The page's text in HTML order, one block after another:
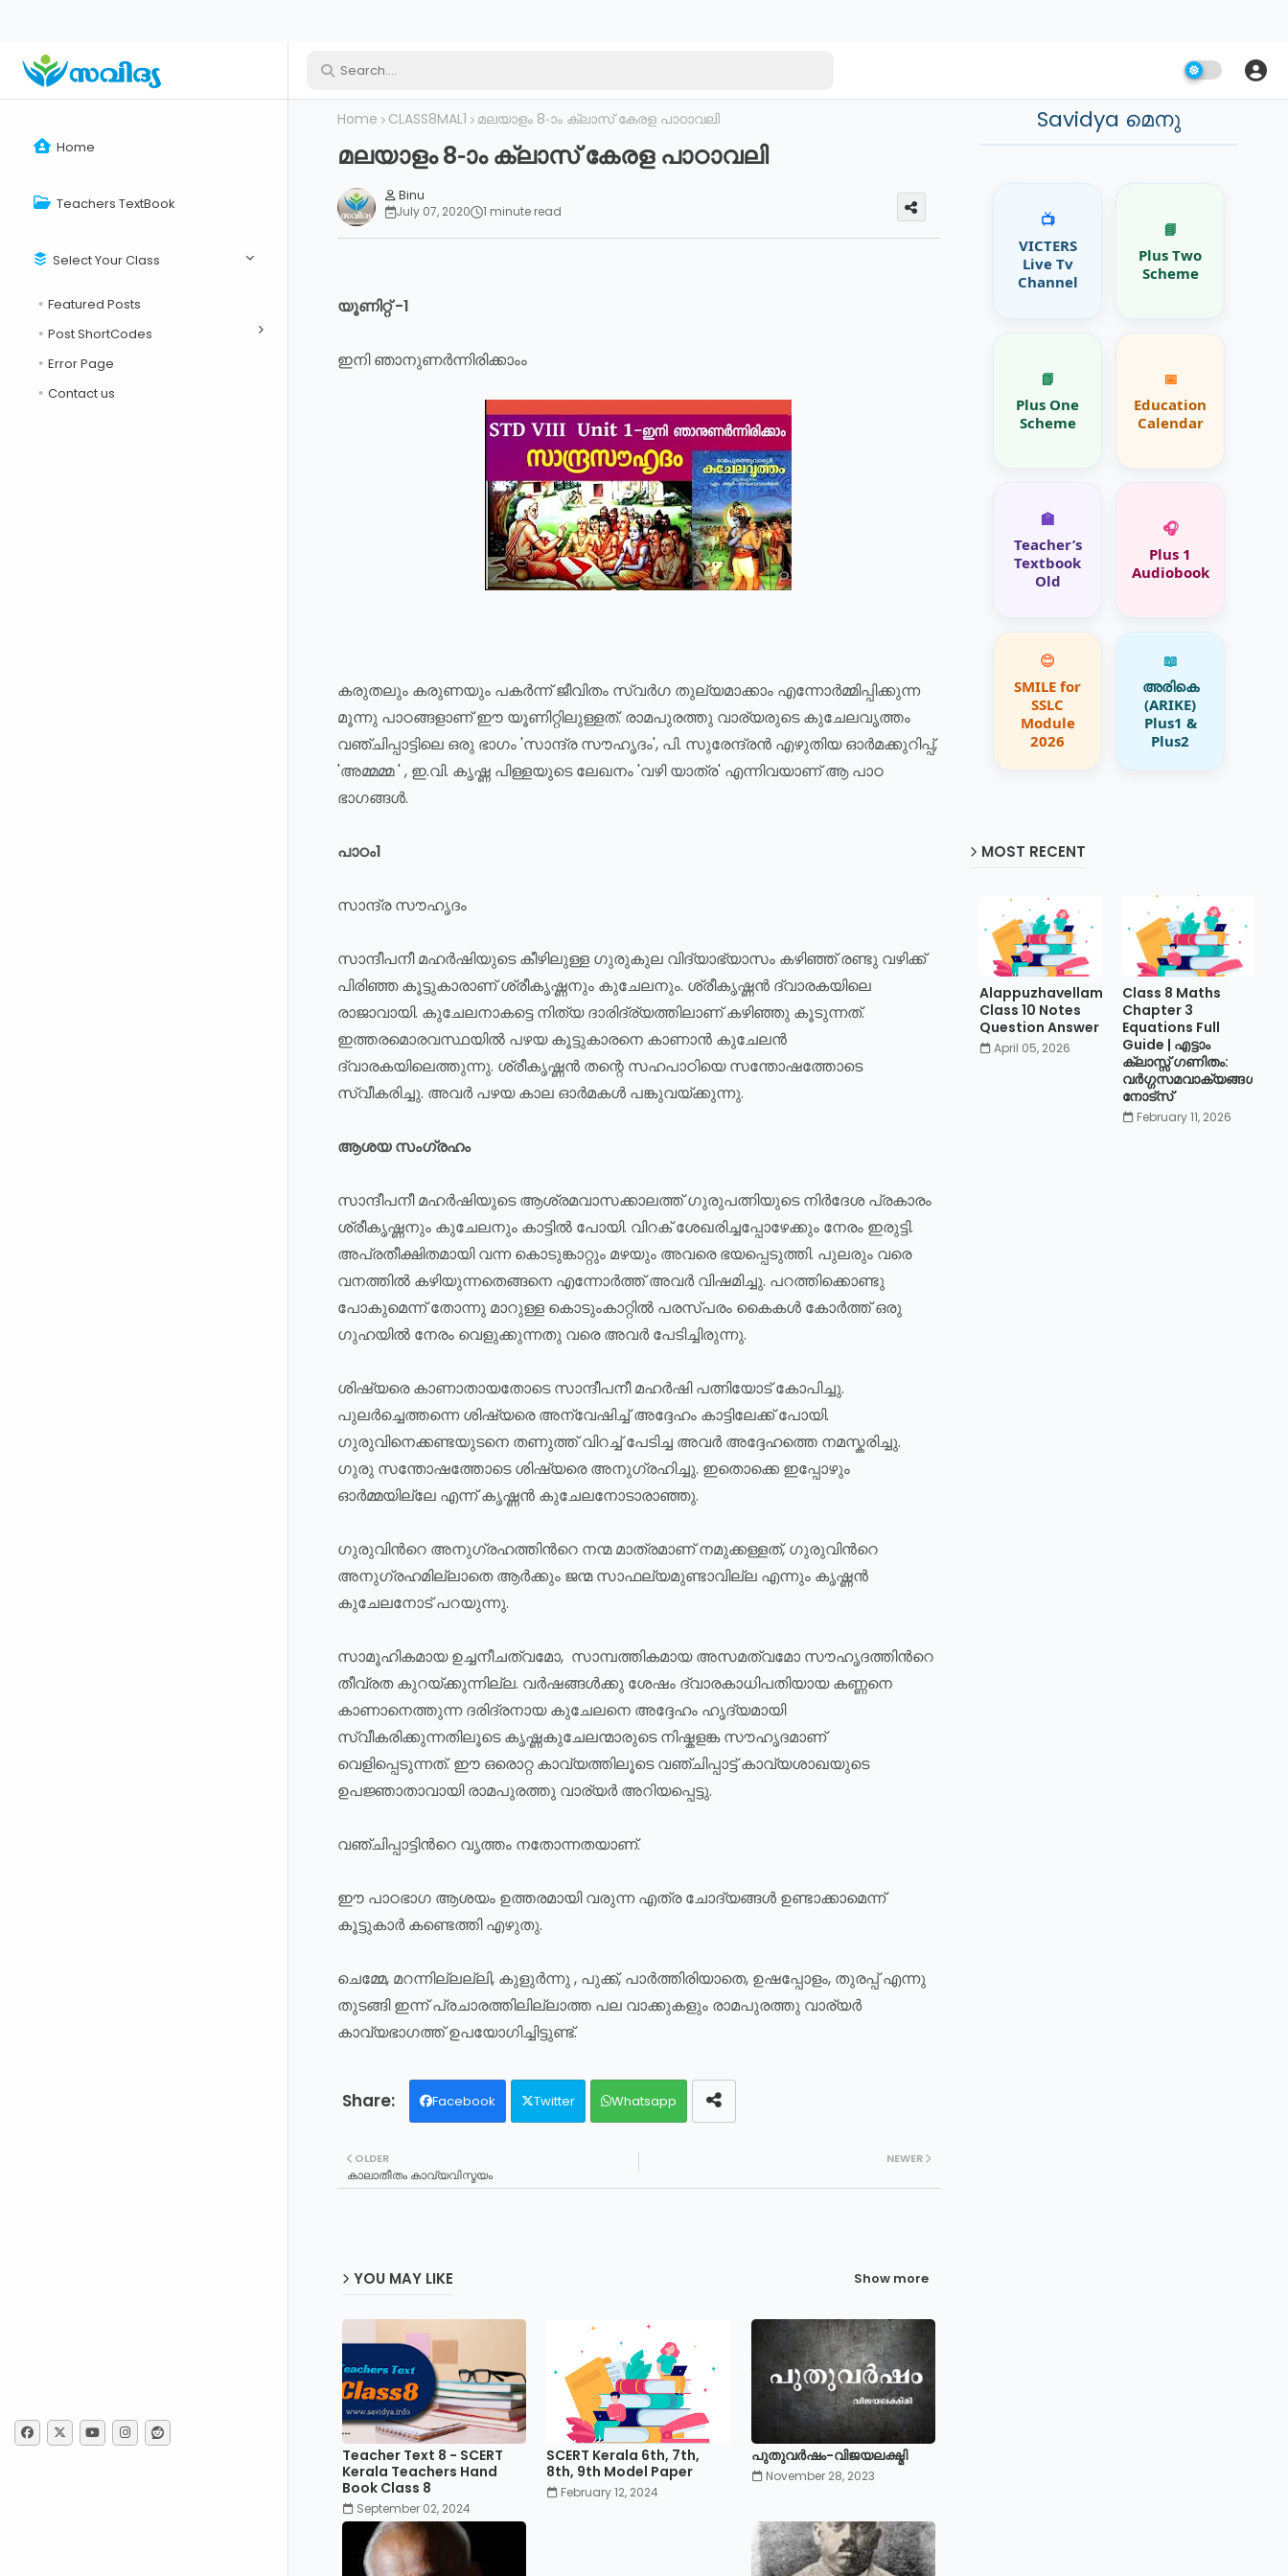
Home
Teachers TextBook
Select Your Class
Featured Posts
Post ShortCodes
Error Page
Contact us
Home CLASS8MAL1 മലയാളം 8-ാം ക്ലാസ് കേരള പാഠാവലി
മലയാളം 8-ാം ക്ലാസ് കേരള പാഠാവലി
Binu
July 07, 2020
1 minute read
യൂണിറ്റ് -1
ഇനി ഞാനുണർന്നിരിക്കാംം
കരുതലും കരുണയും പകർന്ന് ജീവിതം സ്വർഗ തുല്യമാക്കാം എന്നോർമ്മിപ്പിക്കുന്ന
മൂന്നു പാഠങ്ങളാണ് ഈ യൂണിറ്റിലുള്ളത്. രാമപുരത്തു വാര്യരുടെ കുചേലവൃത്തം
വഞ്ചിപ്പാട്ടിലെ ഒരു ഭാഗം 'സാന്ദ്ര സൗഹൃദം', പി. സുരേന്ദ്രൻ എഴുതിയ ഓർമക്കുറിപ്പ്,
'അമ്മമ്മ ' , ഇ.വി. കൃഷ്ണ പിള്ളയുടെ ലേഖനം 'വഴി യാത്ര' എന്നിവയാണ് ആ പാഠ
ഭാഗങ്ങൾ.
പാഠം1
സാന്ദ്ര സൗഹൃദം
സാന്ദീപനീ മഹർഷിയുടെ കീഴിലുള്ള ഗുരുകുല വിദ്യാഭ്യാസം കഴിഞ്ഞ് രണ്ടു വഴിക്ക്
പിരിഞ്ഞ കൂട്ടുകാരാണ് ശ്രീകൃഷ്ണനും കുചേലനും. ശ്രീകൃഷ്ണൻ ദ്വാരകയിലെ
രാജാവായി. കുചേലനാകട്ടെ നിത്യ ദാരിദ്ര്യത്തിലാണ് കഴിഞ്ഞു കൂടുന്നത്.
ഇത്തരമൊരവസ്ഥയിൽ പഴയ കൂട്ടുകാരനെ കാണാൻ കുചേലൻ
ദ്വാരകയിലെത്തുന്നു. ശ്രീകൃഷ്ണൻ തന്റെ സഹപാഠിയെ സന്തോഷത്തോടെ
സ്വീകരിച്ചു. അവർ പഴയ കാല ഓർമകൾ പങ്കുവയ്ക്കുന്നു.
ആശയ സംഗ്രഹം
സാന്ദീപനീ മഹർഷിയുടെ ആശ്രമവാസക്കാലത്ത് ഗുരുപത്നിയുടെ നിർദേശ പ്രകാരം
ശ്രീകൃഷ്ണനും കുചേലനും കാട്ടിൽ പോയി. വിറക് ശേഖരിച്ചപ്പോഴേക്കും നേരം ഇരുട്ടി.
അപ്രതീക്ഷിതമായി വന്ന കൊടുങ്കാറ്റും മഴയും അവരെ ഭയപ്പെടുത്തി. പുലരും വരെ
വനത്തിൽ കഴിയുന്നതെങ്ങനെ എന്നോർത്ത് അവർ വിഷമിച്ചു. പറത്തിക്കൊണ്ടു
പോകുമെന്ന് തോന്നു മാറുള്ള കൊടുംകാറ്റിൽ പരസ്പരം കൈകൾ കോർത്ത് ഒരു
ഗുഹയിൽ നേരം വെളുക്കുന്നതു വരെ അവർ പേടിച്ചിരുന്നു.
ശിഷ്യരെ കാണാതായതോടെ സാന്ദീപനീ മഹർഷി പത്നിയോട് കോപിച്ചു.
പുലർച്ചെത്തന്നെ ശിഷ്യരെ അന്വേഷിച്ച് അദ്ദേഹം കാട്ടിലേക്ക് പോയി.
ഗുരുവിനെക്കണ്ടയുടനെ തണുത്ത് വിറച്ച് പേടിച്ച അവർ അദ്ദേഹത്തെ നമസ്കരിച്ചു.
ഗുരു സന്തോഷത്തോടെ ശിഷ്യരെ അനുഗ്രഹിച്ചു. ഇതൊക്കെ ഇപ്പോഴും
ഓർമ്മയില്ലേ എന്ന് കൃഷ്ണൻ കുചേലനോടാരാഞ്ഞു.
ഗുരുവിന്‍റെ അനുഗ്രഹത്തിന്‍റെ നന്മ മാത്രമാണ് നമുക്കള്ളത്, ഗുരുവിന്‍റെ
അനുഗ്രഹമില്ലാതെ ആർക്കും ജന്മ സാഫല്യമുണ്ടാവില്ല എന്നും കൃഷ്ണൻ
കുചേലനോട് പറയുന്നു.
സാമൂഹികമായ ഉച്ചനീചത്വമോ, സാമ്പത്തികമായ അസമത്വമോ സൗഹൃദത്തിന്‍റെ
തീവ്രത കുറയ്ക്കുന്നില്ല. വർഷങ്ങൾക്കു ശേഷം ദ്വാരകാധിപതിയായ കണ്ണനെ
കാണാനെത്തുന്ന ദരിദ്രനായ കുചേലനെ അദ്ദേഹം ഹൃദ്യമായി
സ്വീകരിക്കുന്നതിലൂടെ കൃഷ്ണകുചേലന്മാരുടെ നിഷ്കളങ്ക സൗഹൃദമാണ്
വെളിപ്പെടുന്നത്. ഈ ഒരൊറ്റ കാവ്യത്തിലൂടെ വഞ്ചിപ്പാട്ട് കാവ്യശാഖയുടെ
ഉപജ്ഞാതാവായി രാമപുരത്തു വാര്യർ അറിയപ്പെട്ടു.
വഞ്ചിപ്പാട്ടിന്‍റെ വൃത്തം നതോന്നതയാണ്.
ഈ പാഠഭാഗ ആശയം ഉത്തരമായി വരുന്ന എത്ര ചോദ്യങ്ങൾ ഉണ്ടാക്കാമെന്ന്
കൂട്ടുകാർ കണ്ടെത്തി എഴുതു.
ചെമ്മേ, മറന്നില്ലല്ലി, കുളുർന്നു , പുക്ക്, പാർത്തിരിയാതെ, ഉഷപ്പോളം, തുരപ്പ് എന്നു
തുടങ്ങി ഇന്ന് പ്രചാരത്തിലില്ലാത്ത പല വാക്കുകളും രാമപുരത്തു വാര്യർ
കാവ്യഭാഗത്ത് ഉപയോഗിച്ചിട്ടുണ്ട്.
Facebook Twitter Whatsapp
NEWER
OLDER
കാലാതീതം കാവ്യവിസ്മയം
YOU MAY LIKE Show more
Teacher Text 8 - SCERT
Kerala Teachers Hand
Book Class 8
September 02, 2024
SCERT Kerala 6th, 7th,
8th, 9th Model Paper
February 12, 2024
പുതുവർഷം-വിജയലക്ഷ്മി
November 28, 2023
Savidya മെനു
📺
VICTERS
Live Tv
Channel
📘
Plus Two
Scheme
📗
Plus One
Scheme
📅
Education
Calendar
🏫
Teacher’s
Textbook
Old
🎧
Plus 1
Audiobook
😊
SMILE for
SSLC
Module
2026
📖
അരികെ
(ARIKE)
Plus1 &
Plus2
MOST RECENT
Alappuzhavellam
Class 10 Notes
Question Answer
April 05, 2026
Class 8 Maths
Chapter 3
Equations Full
Guide | എട്ടാം
ക്ലാസ്സ് ഗണിതം:
വർഗ്ഗസമവാക്യങ്ങൾ
നോട്സ്
February 11, 2026